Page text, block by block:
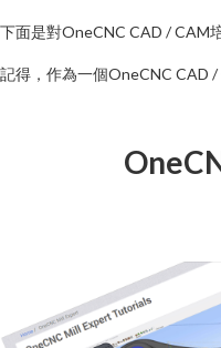
下面是對OneCNC CAD / CAM
記得，作為一個OneCNC CAD